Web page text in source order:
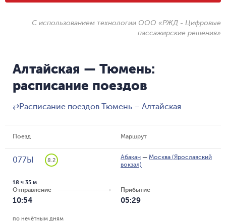
С использованием технологии ООО «РЖД - Цифровые
пассажирские решения»
Алтайская — Тюмень:
расписание поездов
⇄Расписание поездов Тюмень – Алтайская
Поезд Маршрут
077Ы 8.2 Абакан — Москва (Ярославский
вокзал)
Отправление
10:54
18 ч 35 м
Прибытие
05:29
по нечётным дням